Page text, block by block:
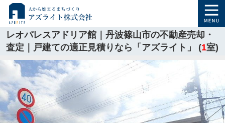
レオパレスアドリア館｜丹波篠山市の不動産売却・
査定｜戸建ての適正見積りなら「アズライト」 (1室)